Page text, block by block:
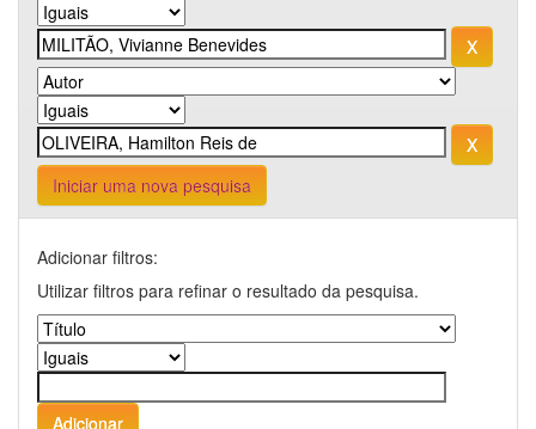
Iniciar uma nova pesquisa
Adicionar filtros:
Utilizar filtros para refinar o resultado da pesquisa.